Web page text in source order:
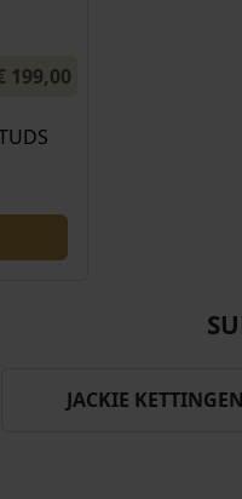
199,00
JACKIE KETTINGEN